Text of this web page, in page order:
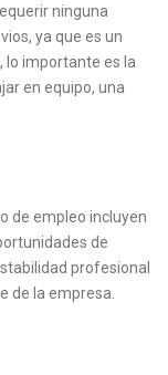
ninguna
ya que es un
lo importante es la
en equipo, una
de empleo incluyen
de
profesional
de la empresa.